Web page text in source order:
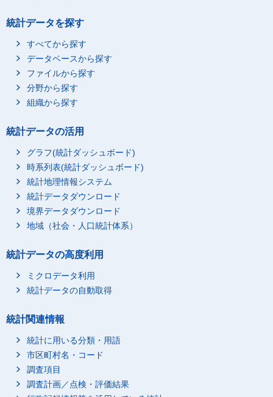
統計データを探す
すべてから探す
データベースから探す
ファイルから探す
分野から探す
組織から探す
統計データの活用
グラフ(統計ダッシュボード)
時系列表(統計ダッシュボード)
統計地理情報システム
統計データダウンロード
境界データダウンロード
地域（社会・人口統計体系）
統計データの高度利用
ミクロデータ利用
統計データの自動取得
統計関連情報
統計に用いる分類・用語
市区町村名・コード
調査項目
調査計画／点検・評価結果